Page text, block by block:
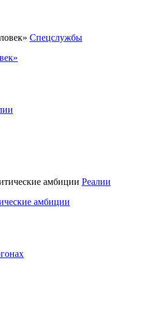
Спецслужбы
Реалии
амбиции